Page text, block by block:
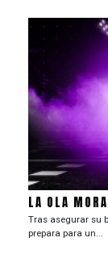
LA OLA
Tras asegurar su
prepara para un...